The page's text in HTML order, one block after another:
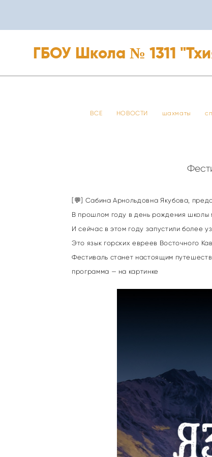
ГБОУ Школа № 1311
ВСЕ НОВОСТИ шахматы
[💬] Сабина Арнольдовна Якубова,
В прошлом году в день рождения школы
И сейчас в этом году запустили более
Это язык горских евреев Восточного
Фестиваль станет настоящим
программа — на картинке